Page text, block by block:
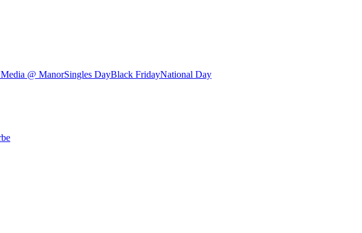
@ ManorSingles DayBlack FridayNational Day